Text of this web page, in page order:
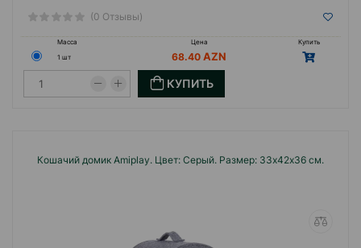
(0 Отзывы)
Масса Цена
Купить
1 шт
68.40
КУПИТЬ
Кошачий домик Amiplay. Цвет: Серый. Размер: 33х42х36 см.